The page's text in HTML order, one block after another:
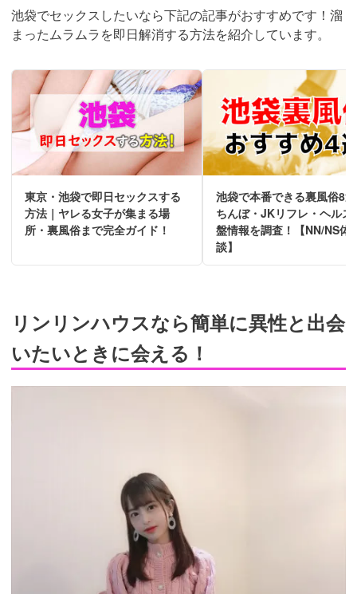
池袋でセックスしたいなら下記の記事がおすすめです！溜
まったムラムラを即日解消する方法を紹介しています。
東京・池袋で即日セックスする
方法｜ヤレる女子が集まる場
所・裏風俗まで完全ガイド！
池袋で本番できる裏風俗8
ちんぼ・JKリフレ・ヘルス
盤情報を調査！【NN/NS体
談】
リンリンハウスなら簡単に異性と出会
いたいときに会える！